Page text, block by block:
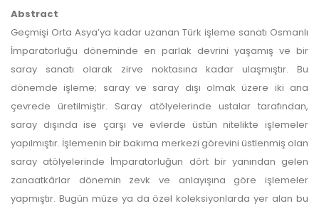
Abstract
Geçmişi Orta Asya’ya kadar uzanan Türk işleme sanatı Osmanlı
İmparatorluğu döneminde en parlak devrini yaşamış ve bir
saray sanatı olarak zirve noktasına kadar ulaşmıştır. Bu
dönemde işleme; saray ve saray dışı olmak üzere iki ana
çevrede üretilmiştir. Saray atölyelerinde ustalar tarafından,
saray dışında ise çarşı ve evlerde üstün nitelikte işlemeler
yapılmıştır. İşlemenin bir bakıma merkezi görevini üstlenmiş olan
saray atölyelerinde İmparatorluğun dört bir yanından gelen
zanaatkârlar dönemin zevk ve anlayışına göre işlemeler
yapmıştır. Bugün müze ya da özel koleksiyonlarda yer alan bu